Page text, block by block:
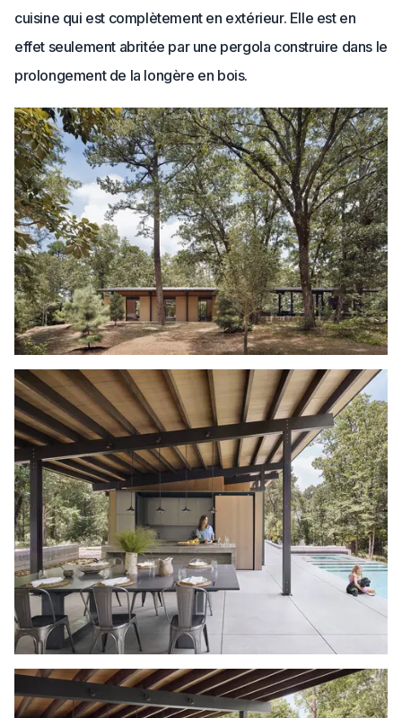
cuisine qui est complètement en extérieur. Elle est en
effet seulement abritée par une pergola construire dans le
prolongement de la longère en bois.